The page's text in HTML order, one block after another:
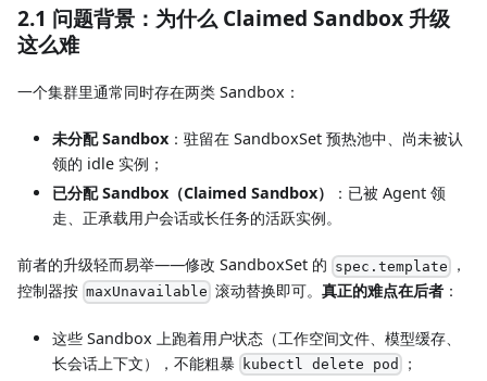
2.1 问题背景：为什么 Claimed Sandbox 升级
这么难
一个集群里通常同时存在两类 Sandbox：
未分配 Sandbox ：驻留在 SandboxSet 预热池中、尚未被认
领的 idle 实例；
已分配 Sandbox（Claimed Sandbox）
：已被 Agent 领
走、正承载用户会话或长任务的活跃实例。
前者的升级轻而易举——修改 SandboxSet 的 spec.template
，
控制器按 maxUnavailable 滚动替换即可。真正的难点在后者 ：
这些 Sandbox 上跑着用户状态（工作空间文件、模型缓存、
长会话上下文），不能粗暴 kubectl delete pod
；